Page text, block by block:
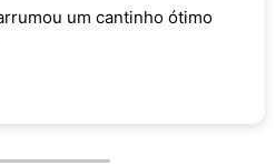
um cantinho ótimo